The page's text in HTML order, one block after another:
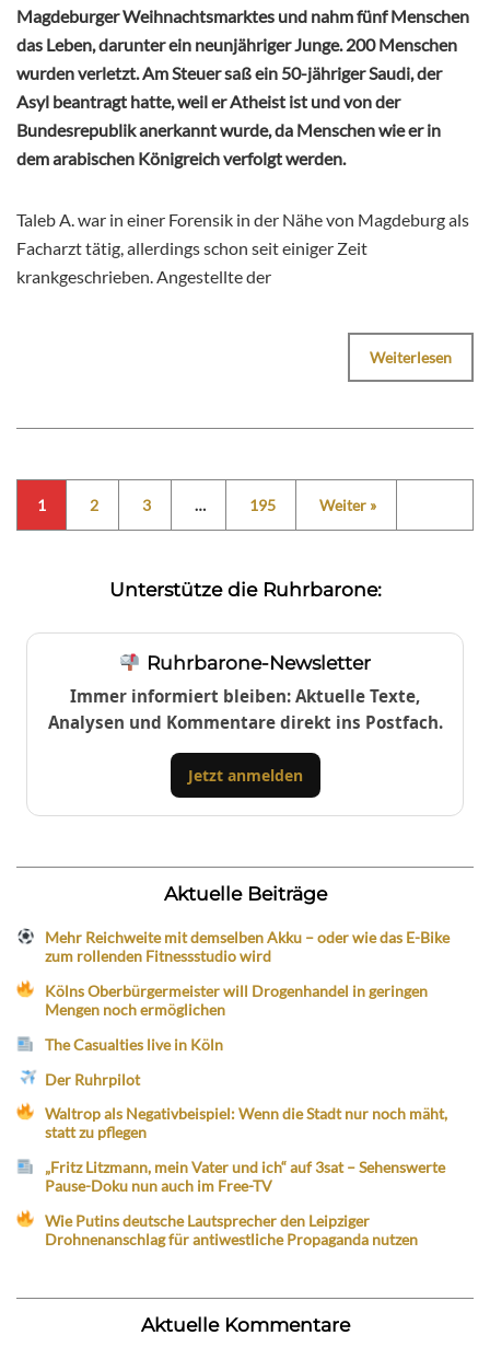
Magdeburger Weihnachtsmarktes und nahm fünf Menschen
das Leben, darunter ein neunjähriger Junge. 200 Menschen
wurden verletzt. Am Steuer saß ein 50-jähriger Saudi, der
Asyl beantragt hatte, weil er Atheist ist und von der
Bundesrepublik anerkannt wurde, da Menschen wie er in
dem arabischen Königreich verfolgt werden.
Taleb A. war in einer Forensik in der Nähe von Magdeburg als
Facharzt tätig, allerdings schon seit einiger Zeit
krankgeschrieben. Angestellte der
Weiterlesen
1 2 3 … 195 Weiter »
Unterstütze die Ruhrbarone:
Ruhrbarone-Newsletter
Immer informiert bleiben: Aktuelle Texte,
Analysen und Kommentare direkt ins Postfach.
Jetzt anmelden
Aktuelle Beiträge
Mehr Reichweite mit demselben Akku – oder wie das E-Bike
zum rollenden Fitnessstudio wird
Kölns Oberbürgermeister will Drogenhandel in geringen
Mengen noch ermöglichen
The Casualties live in Köln
Der Ruhrpilot
Waltrop als Negativbeispiel: Wenn die Stadt nur noch mäht,
statt zu pflegen
„Fritz Litzmann, mein Vater und ich“ auf 3sat – Sehenswerte
Pause-Doku nun auch im Free-TV
Wie Putins deutsche Lautsprecher den Leipziger
Drohnenanschlag für antiwestliche Propaganda nutzen
Aktuelle Kommentare